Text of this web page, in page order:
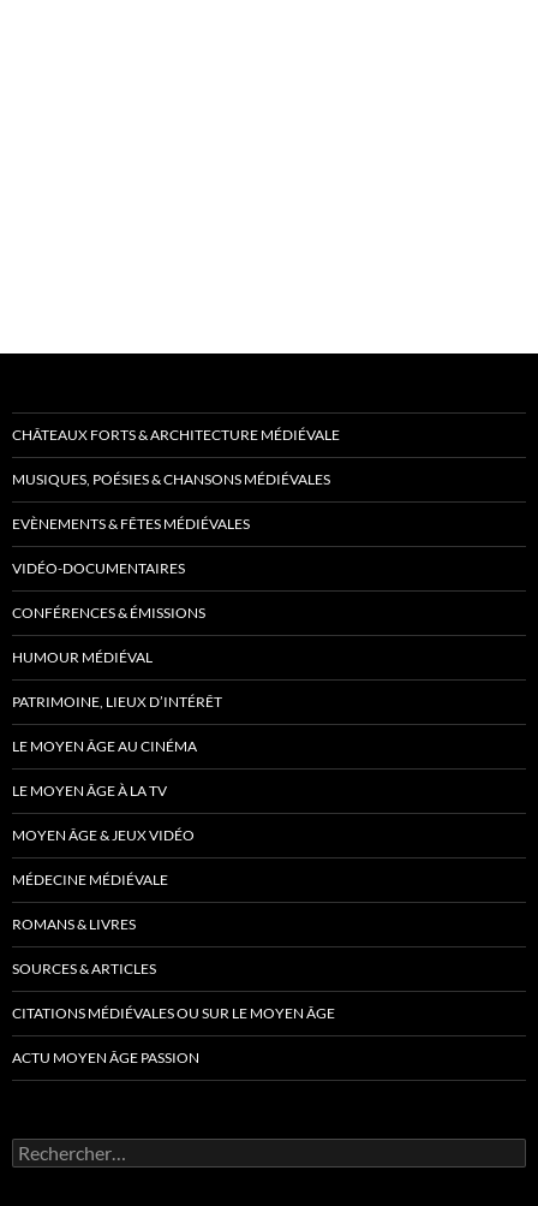
CHÂTEAUX FORTS & ARCHITECTURE MÉDIÉVALE
MUSIQUES, POÉSIES & CHANSONS MÉDIÉVALES
EVÈNEMENTS & FÊTES MÉDIÉVALES
VIDÉO-DOCUMENTAIRES
CONFÉRENCES & ÉMISSIONS
HUMOUR MÉDIÉVAL
PATRIMOINE, LIEUX D’INTÉRÊT
LE MOYEN ÂGE AU CINÉMA
LE MOYEN ÂGE À LA TV
MOYEN ÂGE & JEUX VIDÉO
MÉDECINE MÉDIÉVALE
ROMANS & LIVRES
SOURCES & ARTICLES
CITATIONS MÉDIÉVALES OU SUR LE MOYEN ÂGE
ACTU MOYEN ÂGE PASSION
Rechercher :